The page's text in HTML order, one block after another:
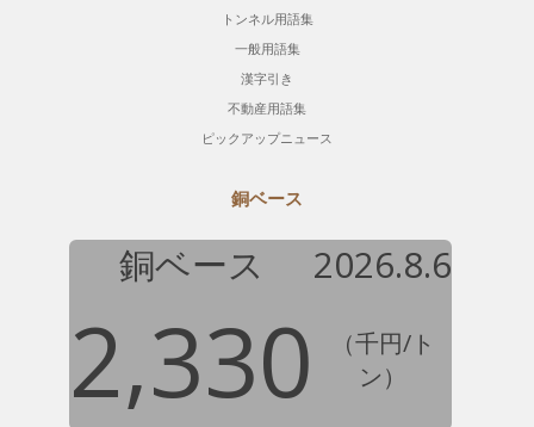
トンネル用語集
一般用語集
漢字引き
不動産用語集
ピックアップニュース
銅ベース
銅ベース 2026.8.6
2,330
（千円/ト
ン）